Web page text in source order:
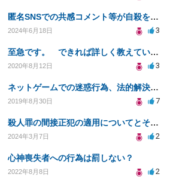
匿名SNSでの共感コメント等が自殺を促す罪に問えるか
2024年6月18日 3
至急です。 できれば詳しく教えていただきたいなと思っております。
2020年8月12日 3
ネットゲームでの迷惑行為、法的解決は可能か？
2019年8月30日 7
殺人罪の間接正犯の適用についてとその条件
2024年3月7日 2
心神喪失者への行為は罰しない？
2022年8月8日 2